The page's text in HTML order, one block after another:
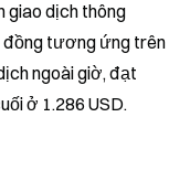
giao dịch thông
đồng tương ứng trên
ngoài giờ, đạt
ở 1.286 USD.